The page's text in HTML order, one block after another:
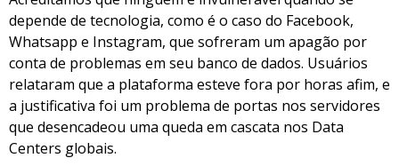
depende de tecnologia, como é o caso do Facebook,
Whatsapp e Instagram, que sofreram um apagão por
conta de problemas em seu banco de dados. Usuários
relataram que a plataforma esteve fora por horas afim, e
a justificativa foi um problema de portas nos servidores
que desencadeou uma queda em cascata nos Data
Centers globais.